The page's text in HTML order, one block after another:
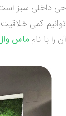
داخلی سبز
کمی
را با نامماس